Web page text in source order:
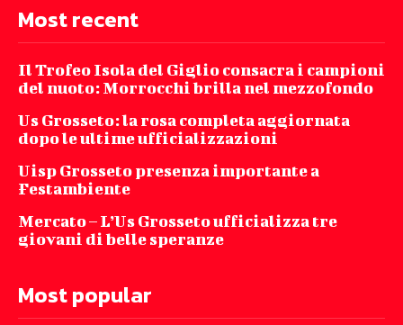
Most recent
Il Trofeo Isola del Giglio consacra i campioni
del nuoto: Morrocchi brilla nel mezzofondo
Us Grosseto: la rosa completa aggiornata
dopo le ultime ufficializzazioni
Uisp Grosseto presenza importante a
Festambiente
Mercato – L’Us Grosseto ufficializza tre
giovani di belle speranze
Most popular